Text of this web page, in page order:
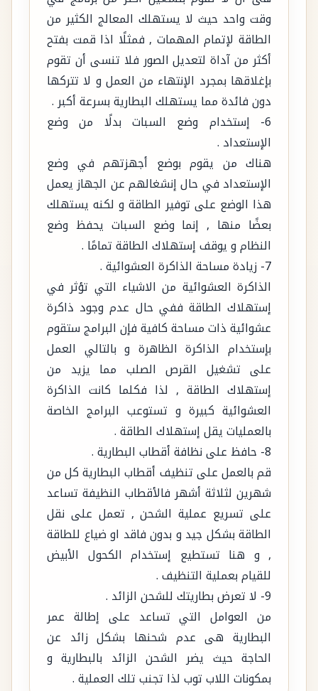
وقت واحد حيث لا يستهلك المعالج الكثير من
الطاقة لإتمام المهمات , فمثلًا اذا قمت بفتح
أكثر من آداة لتعديل الصور فلا تنسى أن تقوم
بإغلاقها بمجرد الإنتهاء من العمل و لا تتركها
دون فائدة مما يستهلك البطارية بسرعة أكبر .
6- إستخدام وضع السبات بدلًا من وضع
الإستعداد .
هناك من يقوم بوضع أجهزتهم في وضع
الإستعداد في حال إنشغالهم عن الجهاز يعمل
هذا الوضع على توفير الطاقة و لكنه يستهلك
بعضًا منها , إنما وضع السبات يحفظ وضع
النظام و يوقف إستهلاك الطاقة تمامًا .
7- زيادة مساحة الذاكرة العشوائية .
الذاكرة العشوائية من الاشياء التي تؤثر في
إستهلاك الطاقة ففي حال عدم وجود ذاكرة
عشوائية ذات مساحة كافية فإن البرامج ستقوم
بإستخدام الذاكرة الظاهرة و بالتالي العمل
على تشغيل القرص الصلب مما يزيد من
إستهلاك الطاقة , لذا فكلما كانت الذاكرة
العشوائية كبيرة و تستوعب البرامج الخاصة
بالعمليات يقل إستهلاك الطاقة .
8- حافظ على نظافة أقطاب البطارية .
قم بالعمل على تنظيف أقطاب البطارية كل من
شهرين لثلاثة أشهر فالأقطاب النظيفة تساعد
على تسريع عملية الشحن , تعمل على نقل
الطاقة بشكل جيد و بدون فاقد او ضياع للطاقة
, و هنا تستطيع إستخدام الكحول الأبيض
للقيام بعملية التنظيف .
9- لا تعرض بطاريتك للشحن الزائد .
من العوامل التي تساعد على إطالة عمر
البطارية هى عدم شحنها بشكل زائد عن
الحاجة حيث يضر الشحن الزائد بالبطارية و
بمكونات اللاب توب لذا تجنب تلك العملية .